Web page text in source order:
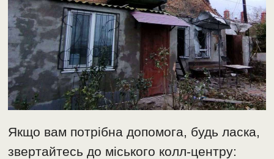
Якщо вам потрібна допомога, будь ласка,
звертайтесь до міського колл-центру: